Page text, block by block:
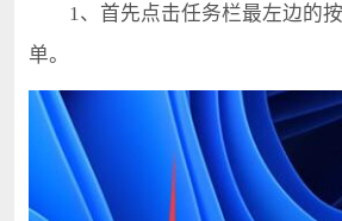
1、首先点击任务栏最左边的按
单。